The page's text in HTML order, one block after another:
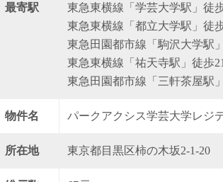
最寄駅
東急東横線「学芸大学駅」徒
東急東横線「都立大学駅」徒
東急田園都市線「駒沢大学駅
東急東横線「祐天寺駅」徒歩
東急田園都市線「三軒茶屋駅
物件名 パークアクシス学芸大学レジ
所在地 東京都目黒区柿の木坂2-1-20